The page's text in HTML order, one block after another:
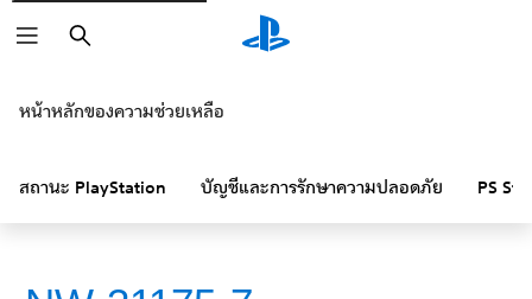
หน้าหลักของความช่วยเหลือ
สถานะ PlayStation บัญชีและการรักษาความปลอดภัย PS